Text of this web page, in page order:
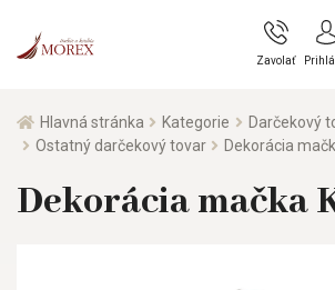
Zavolať
Hlavná stránka Kategorie
Darčekový
Ostatný darčekový tovar
Dekorácia
Dekorácia mačka